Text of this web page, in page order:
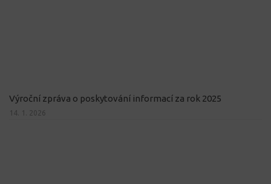
Výroční zpráva o poskytování informací za rok 2025
14. 1. 2026